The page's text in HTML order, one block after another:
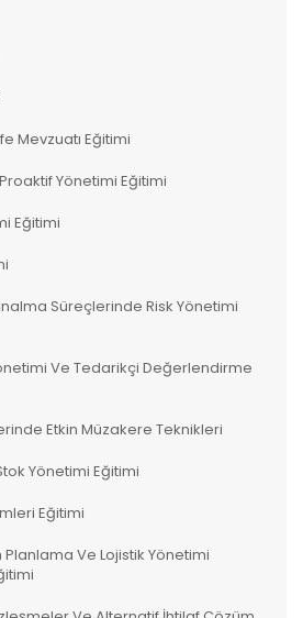
Mevzuatı Eğitimi
Yönetimi Eğitimi
Eğitimi
Süreçlerinde Risk Yönetimi
Ve Tedarikçi Değerlendirme
Etkin Müzakere Teknikleri
Yönetimi Eğitimi
Eğitimi
Ve Lojistik Yönetimi